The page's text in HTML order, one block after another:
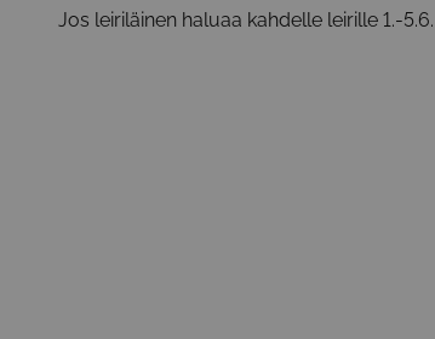
Jos leiriläinen haluaa kahdelle leirille 1.-